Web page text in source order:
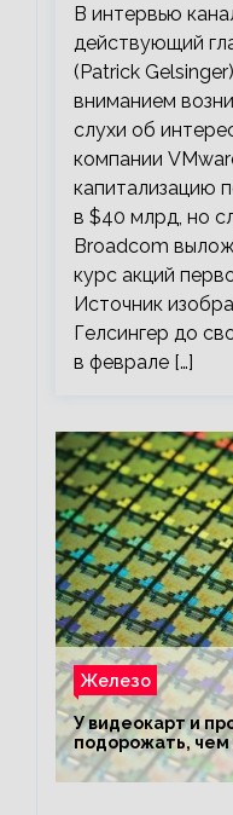
В интервью
действующий
(Patrick
вниманием
слухи об
компании
капитализацию
в $40 млрд, но
Broadcom
курс акций
Источник
Гелсингер до
в феврале […]
Железо
У видеокарт и
подорожать, чем